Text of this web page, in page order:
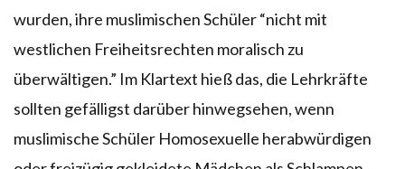
wurden, ihre muslimischen Schüler “nicht mit
westlichen Freiheitsrechten moralisch zu
überwältigen.” Im Klartext hieß das, die Lehrkräfte
sollten gefälligst darüber hinwegsehen, wenn
muslimische Schüler Homosexuelle herabwürdigen